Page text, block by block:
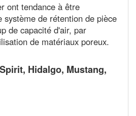
ont tendance à être
système de rétention de pièce
de capacité d'air, par
de matériaux poreux.
Hidalgo, Mustang,